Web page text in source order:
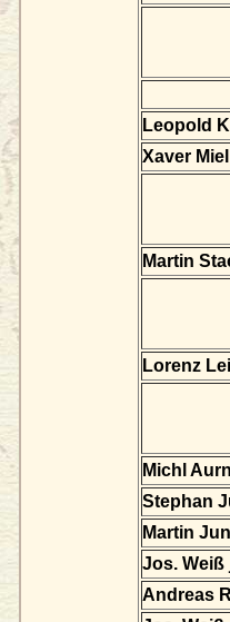
Leopold
Xaver
Martin
Lorenz
Michl
Stephan
Martin
Jos. Weiß
Andreas